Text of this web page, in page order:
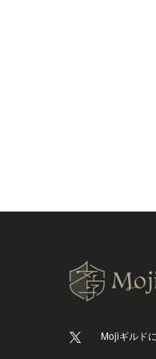
Mojiギルド